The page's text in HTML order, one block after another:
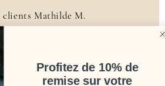
clients Mathilde M.
Profitez de 10% de
remise sur votre